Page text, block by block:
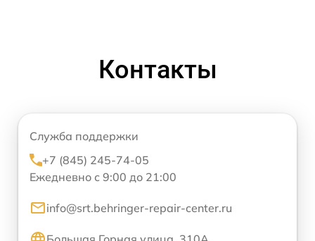
Контакты
Служба поддержки
+7 (845) 245-74-05
Ежедневно с 9:00 до 21:00
info@srt.behringer-repair-center.ru